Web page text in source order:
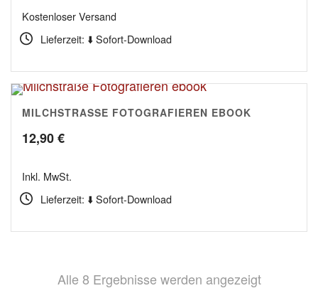
17,90 €
Kostenloser Versand
Lieferzeit: ⬇️ Sofort-Download
5.00
MILCHSTRASSE FOTOGRAFIEREN EBOOK
12,90€
Inkl. MwSt.
Lieferzeit: ⬇️ Sofort-Download
Alle 8 Ergebnisse werden angezeigtNach